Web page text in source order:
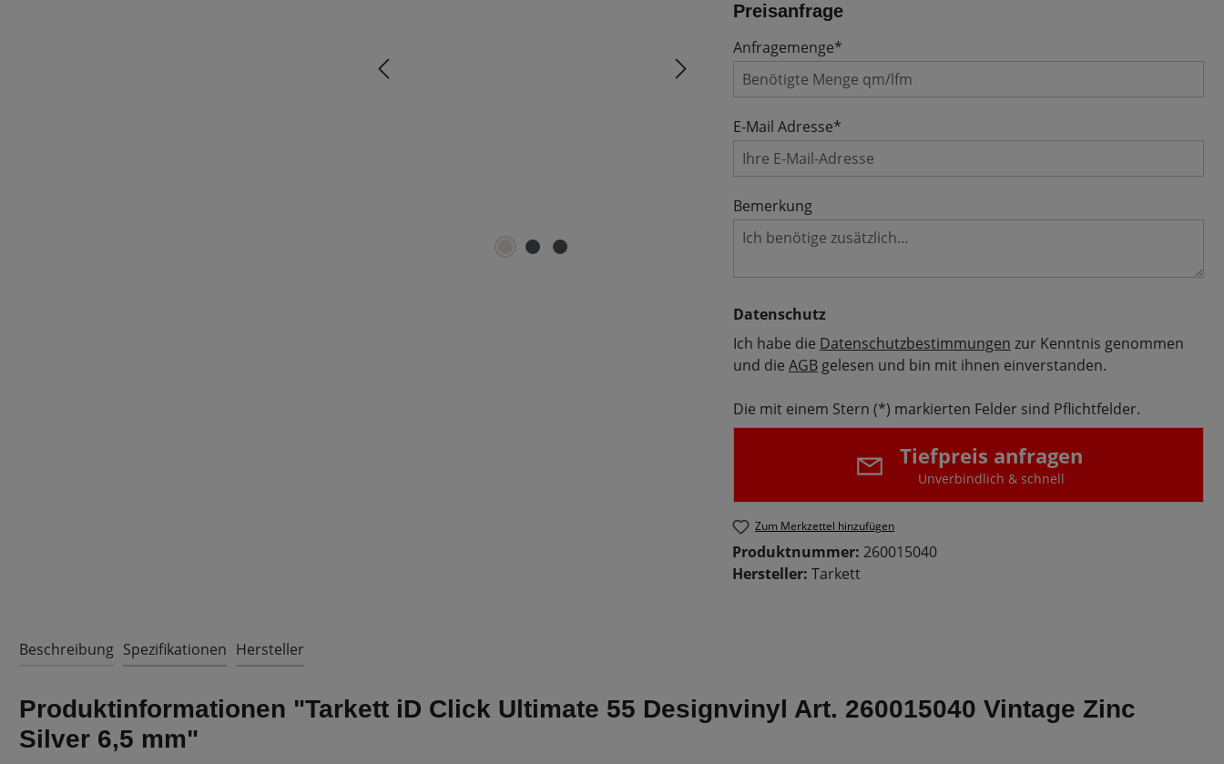
Preisanfrage
Anfragemenge*
E-Mail Adresse*
Bemerkung
Datenschutz
Ich habe die Datenschutzbestimmungen zur Kenntnis genommen
und die AGBgelesen und bin mit ihnen einverstanden.
Die mit einem Stern (*) markierten Felder sind Pflichtfelder.
Tiefpreis anfragen
Unverbindlich & schnell
Zum Merkzettel hinzufügen
Produktnummer: 260015040
Hersteller: Tarkett
Beschreibung Spezifikationen Hersteller
Produktinformationen "Tarkett iD Click Ultimate 55 Designvinyl Art. 260015040 Vintage Zinc
Silver 6,5 mm"